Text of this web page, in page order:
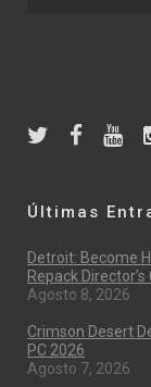
Últimas
Detroit: Become
Repack
Agosto 8, 2026
Crimson Desert
PC 2026
Agosto 7, 2026